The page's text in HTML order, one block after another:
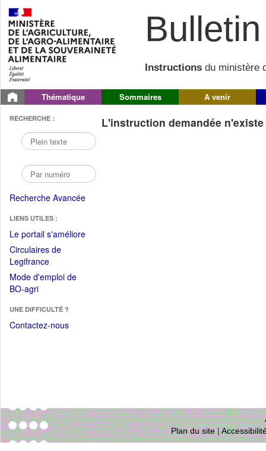
Instructions du ministère
Thématique Sommaires A venir
RECHERCHE :
Recherche Avancée
LIENS UTILES :
Le portail s'améliore(Fichier
Circulaires de
Legifrance(Ouvrir
dans
une
fenêtre)
Mode d'emploi de
BO-agri(Ouvrir
une
nouvelle
UNE DIFFICULTÉ ?
Contactez-nous
L'instruction demandée
Plan du site|